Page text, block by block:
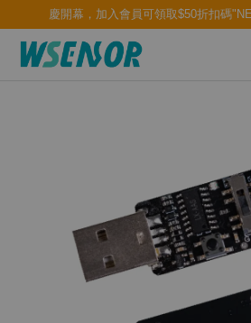
慶開幕，加入會員可領取$50折扣碼